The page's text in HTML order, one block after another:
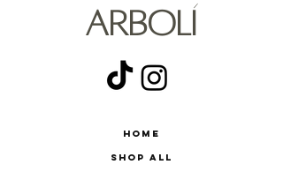
ARBOLÍ
Home
Shop All